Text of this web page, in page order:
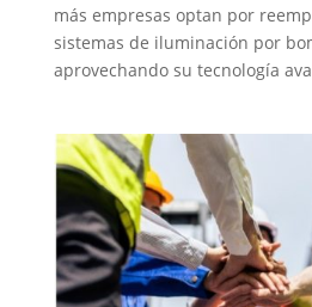
más empresas optan por
sistemas de iluminación por
aprovechando su tecnología